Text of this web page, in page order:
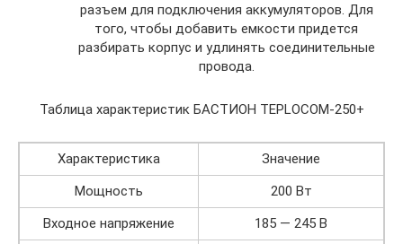
разъем для подключения аккумуляторов. Для
того, чтобы добавить емкости придется
разбирать корпус и удлинять соединительные
провода.
Таблица характеристик БАСТИОН TEPLOCOM-250+
Характеристика
Значение
Мощность
200 Вт
Входное напряжение
185 — 245 В